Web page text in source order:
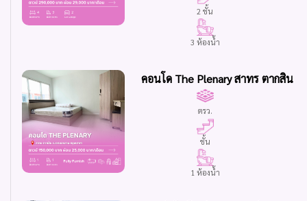
2 ชั้น
3 ห้องน้ำ
คอนโด The Plenary สาทร ตากสิน
ตรว.
ชั้น
1 ห้องน้ำ